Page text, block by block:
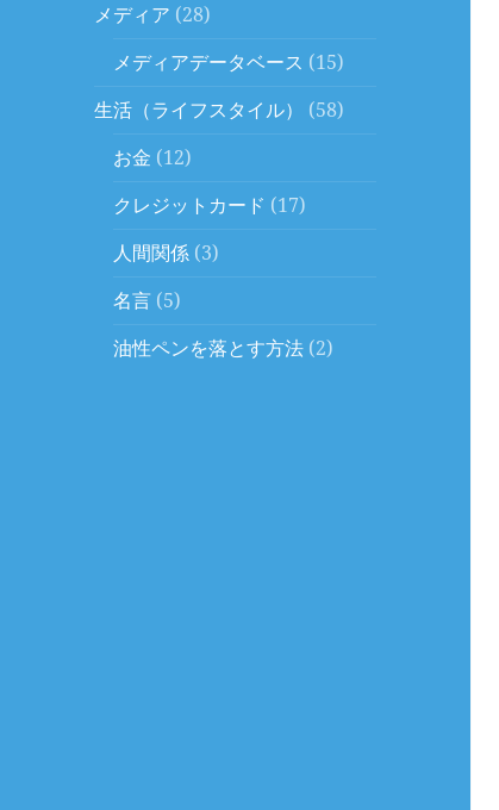
メディア (28)
メディアデータベース (15)
生活（ライフスタイル）
(58)
お金 (12)
クレジットカード (17)
人間関係 (3)
名言 (5)
油性ペンを落とす方法 (2)